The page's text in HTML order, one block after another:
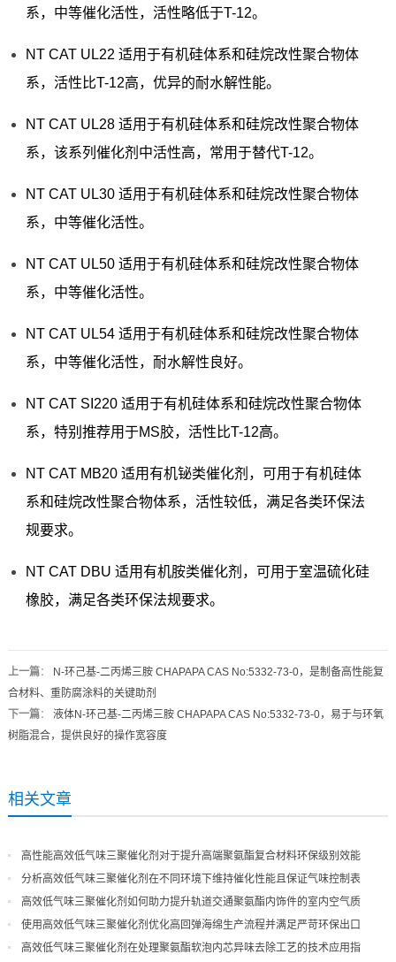
系，中等催化活性，活性略低于T-12。
NT CAT UL22 适用于有机硅体系和硅烷改性聚合物体
系，活性比T-12高，优异的耐水解性能。
NT CAT UL28 适用于有机硅体系和硅烷改性聚合物体
系，该系列催化剂中活性高，常用于替代T-12。
NT CAT UL30 适用于有机硅体系和硅烷改性聚合物体
系，中等催化活性。
NT CAT UL50 适用于有机硅体系和硅烷改性聚合物体
系，中等催化活性。
NT CAT UL54 适用于有机硅体系和硅烷改性聚合物体
系，中等催化活性，耐水解性良好。
NT CAT SI220 适用于有机硅体系和硅烷改性聚合物体
系，特别推荐用于MS胶，活性比T-12高。
NT CAT MB20 适用有机铋类催化剂，可用于有机硅体
系和硅烷改性聚合物体系，活性较低，满足各类环保法
规要求。
NT CAT DBU 适用有机胺类催化剂，可用于室温硫化硅
橡胶，满足各类环保法规要求。
上一篇：
N-环己基-二丙烯三胺 CHAPAPA CAS No:5332-73-0，是制备高性能复
合材料、重防腐涂料的关键助剂
下一篇： 液体N-环己基-二丙烯三胺 CHAPAPA CAS No:5332-73-0，易于与环氧
树脂混合，提供良好的操作宽容度
相关文章
高性能高效低气味三聚催化剂对于提升高端聚氨酯复合材料环保级别效能
分析高效低气味三聚催化剂在不同环境下维持催化性能且保证气味控制表
现
高效低气味三聚催化剂如何助力提升轨道交通聚氨酯内饰件的室内空气质
量
使用高效低气味三聚催化剂优化高回弹海绵生产流程并满足严苛环保出口
高效低气味三聚催化剂在处理聚氨酯软泡内芯异味去除工艺的技术应用指